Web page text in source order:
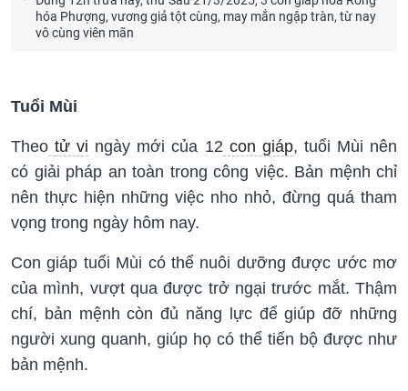
hóa Phượng, vương giả tột cùng, may mắn ngập tràn, từ nay
vô cùng viên mãn
Tuổi Mùi
Theo tử vi ngày mới của 12 con giáp, tuổi Mùi nên
có giải pháp an toàn trong công việc. Bản mệnh chỉ
nên thực hiện những việc nho nhỏ, đừng quá tham
vọng trong ngày hôm nay.
Con giáp tuổi Mùi có thể nuôi dưỡng được ước mơ
của mình, vượt qua được trở ngại trước mắt. Thậm
chí, bản mệnh còn đủ năng lực để giúp đỡ những
người xung quanh, giúp họ có thể tiến bộ được như
bản mệnh.